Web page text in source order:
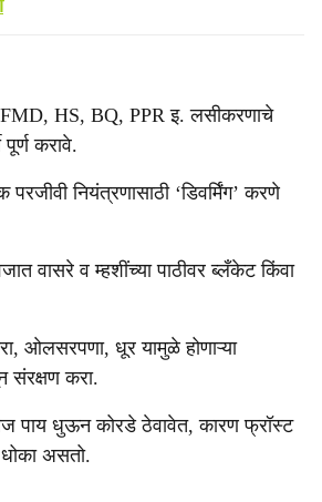
HS, BQ, PPR इ. लसीकरणाचे
पूर्ण करावे.
नियंत्रणासाठी ‘डिवर्मिंग’ करणे
वासरे व म्हशींच्या पाठीवर ब्लँकेट किंवा
ओलसरपणा, धूर यामुळे होणाऱ्या
संरक्षण करा.
पाय धुऊन कोरडे ठेवावेत, कारण फ्रॉस्ट
असतो.